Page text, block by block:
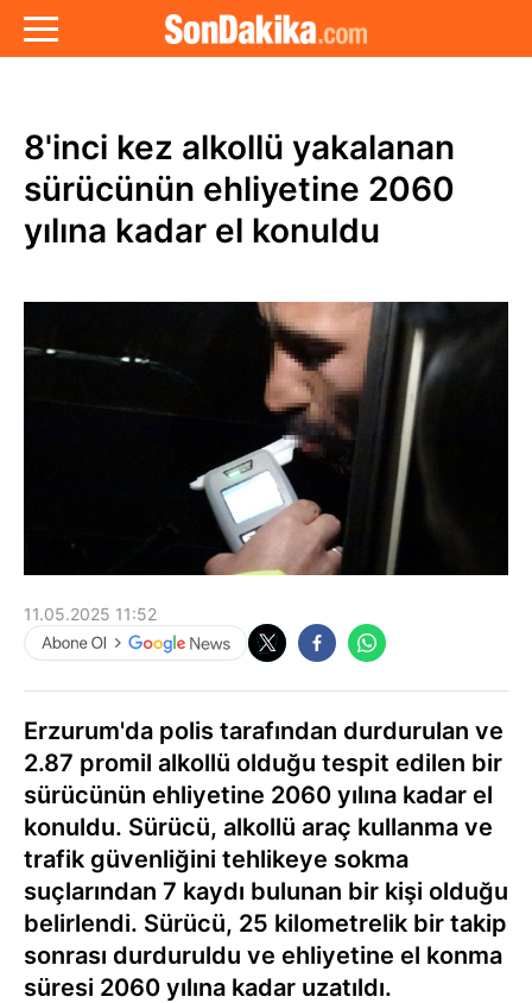
8'inci kez alkollü yakalanan
sürücünün ehliyetine 2060
yılına kadar el konuldu
11.05.2025 11:52
Erzurum'da polis tarafından durdurulan ve
2.87 promil alkollü olduğu tespit edilen bir
sürücünün ehliyetine 2060 yılına kadar el
konuldu. Sürücü, alkollü araç kullanma ve
trafik güvenliğini tehlikeye sokma
suçlarından 7 kaydı bulunan bir kişi olduğu
belirlendi. Sürücü, 25 kilometrelik bir takip
sonrası durduruldu ve ehliyetine el konma
süresi 2060 yılına kadar uzatıldı.